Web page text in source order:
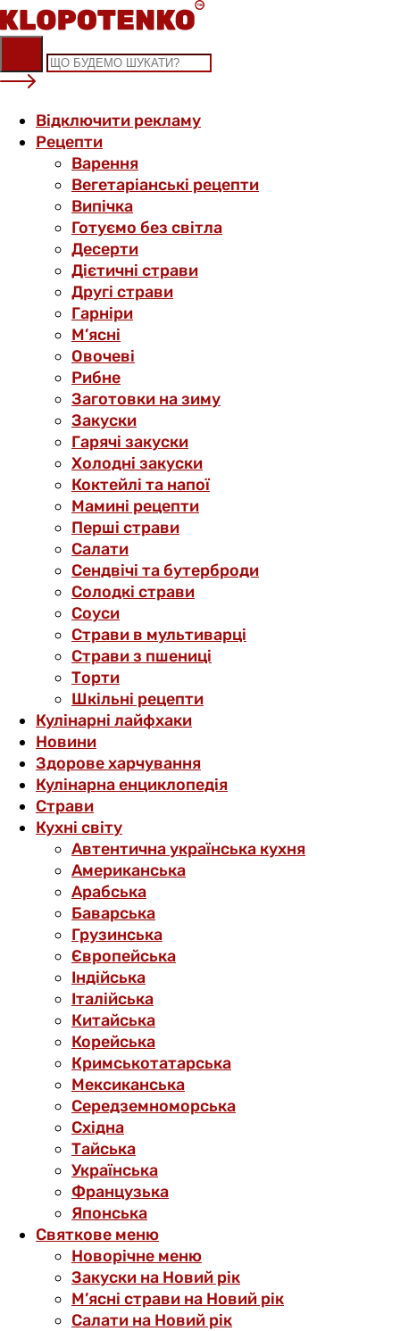
Skip
to
content
Відключити рекламу
Рецепти
Варення
Вегетаріанські рецепти
Випічка
Готуємо без світла
Десерти
Дієтичні страви
Другі страви
Гарніри
М’ясні
Овочеві
Рибне
Заготовки на зиму
Закуски
Гарячі закуски
Холодні закуски
Коктейлі та напої
Мамині рецепти
Перші страви
Салати
Сендвічі та бутерброди
Солодкі страви
Соуси
Страви в мультиварці
Страви з пшениці
Торти
Шкільні рецепти
Кулінарні лайфхаки
Новини
Здорове харчування
Кулінарна енциклопедія
Страви
Кухні світу
Автентична українська кухня
Американська
Арабська
Баварська
Грузинська
Європейська
Індійська
Італійська
Китайська
Корейська
Кримськотатарська
Мексиканська
Середземноморська
Східна
Тайська
Українська
Французька
Японська
Святкове меню
Новорічне меню
Закуски на Новий рік
М’ясні страви на Новий рік
Салати на Новий рік